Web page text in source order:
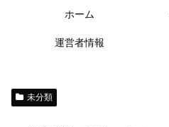
ホーム
運営者情報
未分類